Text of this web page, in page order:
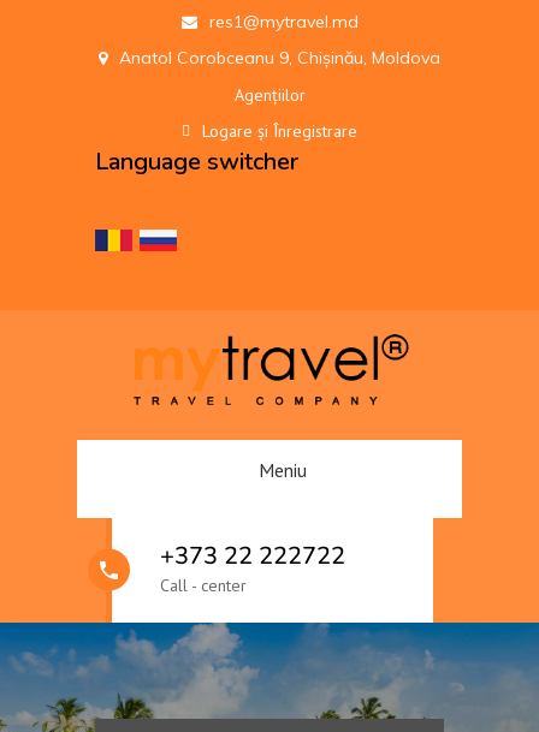
res1@mytravel.md
Anatol Corobceanu 9, Chișinău, Moldova
Agențiilor
Logare și Înregistrare
Language switcher
Meniu
+373 22 222722
Call - center